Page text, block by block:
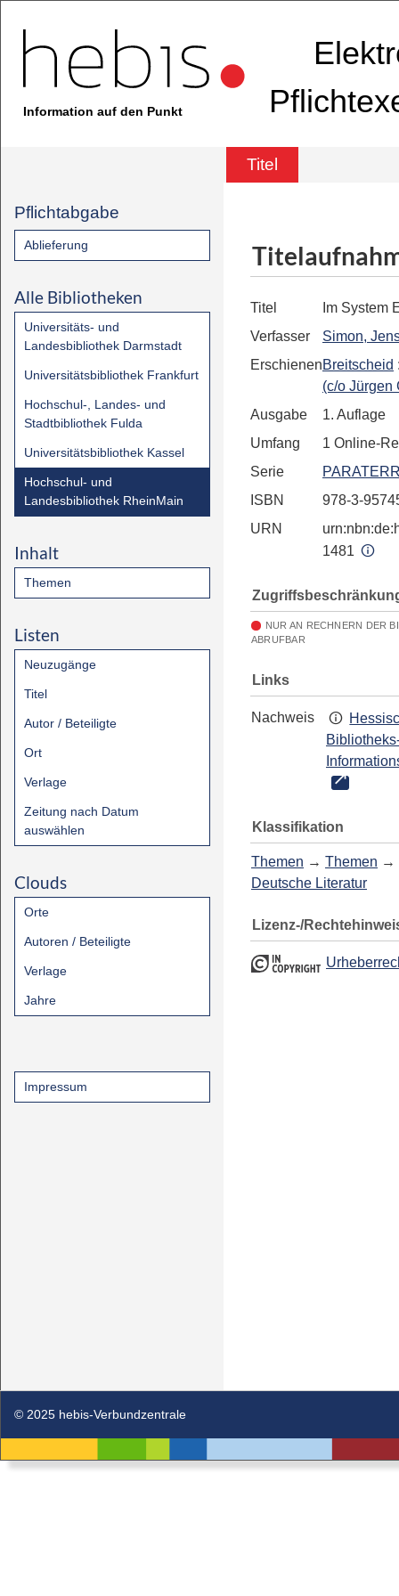
Information auf den Punkt
Titel
Pflichtabgabe
Ablieferung
Alle Bibliotheken
Universitäts- und
Landesbibliothek Darmstadt
Universitätsbibliothek Frankfurt
Hochschul-, Landes- und
Stadtbibliothek Fulda
Universitätsbibliothek Kassel
Hochschul- und
Landesbibliothek RheinMain
Inhalt
Themen
Listen
Neuzugänge
Titel
Autor / Beteiligte
Ort
Verlage
Zeitung nach Datum
auswählen
Clouds
Orte
Autoren / Beteiligte
Verlage
Jahre
Impressum
Titel
Im System
Verfasser
Simon,
ErschienenBreitscheid
(c/o Jürgen
Ausgabe
1. Auflage
Umfang
1 Online-
Serie
ISBN
978-3-
URN
1481
NUR AN RECHNERN DER
ABRUFBAR
Links
Nachweis
Klassifikation
Themen → Themen →
Deutsche Literatur
Lizenz-/
© 2025 hebis-Verbundzentrale